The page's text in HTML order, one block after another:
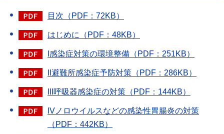
目次（PDF：72KB）
はじめに（PDF：48KB）
I感染症対策の環境整備（PDF：251KB）
II避難所感染症予防対策（PDF：286KB）
III呼吸器感染症の対策（PDF：144KB）
IVノロウイルスなどの感染性胃腸炎の対策
（PDF：442KB）